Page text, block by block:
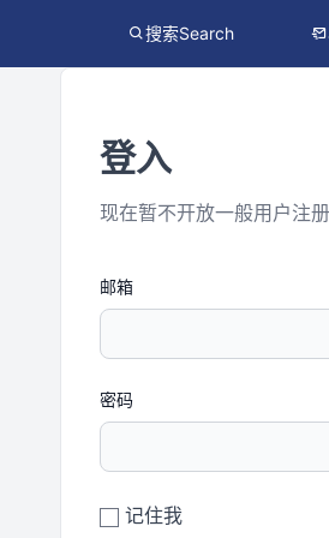
搜索Search
登入
现在暂不开放一般用户注册
邮箱
密码
记住我